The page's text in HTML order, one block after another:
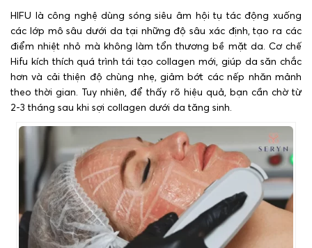
HIFU là công nghệ dùng sóng siêu âm hội tụ tác động xuống
các lớp mô sâu dưới da tại những độ sâu xác định, tạo ra các
điểm nhiệt nhỏ mà không làm tổn thương bề mặt da. Cơ chế
Hifu kích thích quá trình tái tạo collagen mới, giúp da săn chắc
hơn và cải thiện độ chùng nhẹ, giảm bớt các nếp nhăn mảnh
theo thời gian. Tuy nhiên, để thấy rõ hiệu quả, bạn cần chờ từ
2-3 tháng sau khi sợi collagen dưới da tăng sinh.